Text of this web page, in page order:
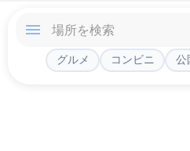
グルメ コンビニ 公